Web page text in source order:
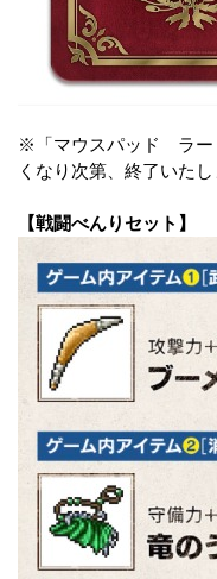
※「マウスパッド ラー
くなり次第、終了いたし
【戦闘べんりセット】